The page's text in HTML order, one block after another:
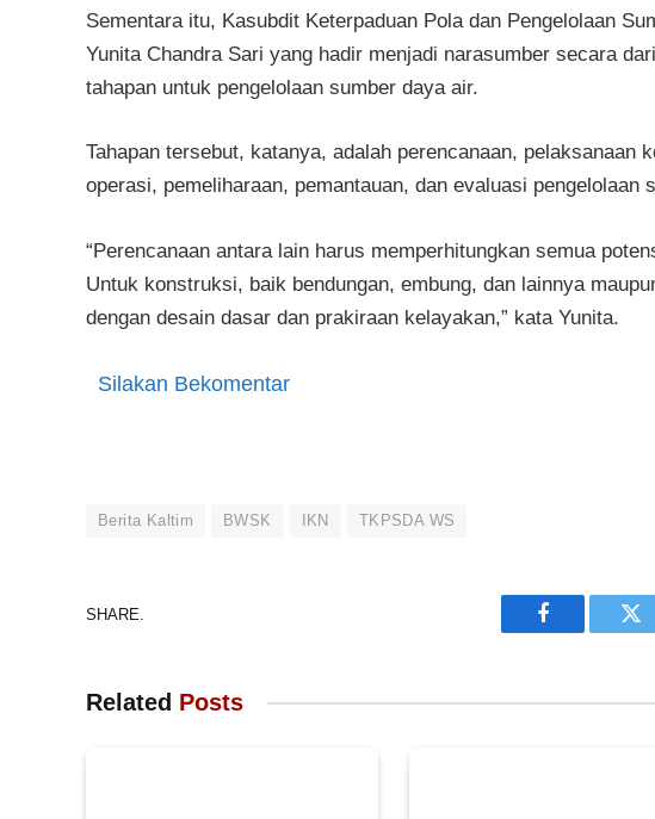
Sementara itu, Kasubdit Keterpaduan Pola dan Pengelolaan
Yunita Chandra Sari yang hadir menjadi narasumber secara
tahapan untuk pengelolaan sumber daya air.
Tahapan tersebut, katanya, adalah perencanaan, pelaksanaan
operasi, pemeliharaan, pemantauan, dan evaluasi pengelolaan
“Perencanaan antara lain harus memperhitungkan semua
Untuk konstruksi, baik bendungan, embung, dan lainnya
dengan desain dasar dan prakiraan kelayakan,” kata Yunita.
Silakan Bekomentar
Berita Kaltim BWSK IKN TKPSDA WS
SHARE.
Facebook
Related Posts